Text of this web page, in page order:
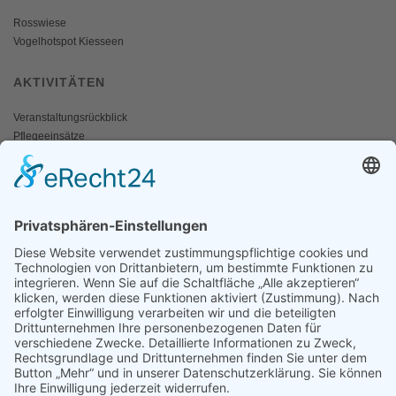
Rosswiese
Vogelhotspot Kiesseen
AKTIVITÄTEN
Veranstaltungsrückblick
Pflegeeinsätze
AKTIV WERDEN
Mitgliedschaft
Spenden
SERVICE
Shop
Naturschutzbrief
News
Presse